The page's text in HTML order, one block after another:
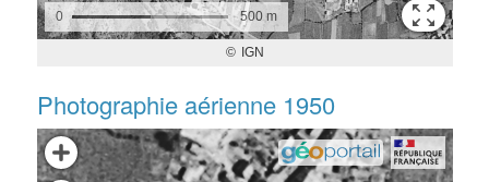
Photographie aérienne 1950